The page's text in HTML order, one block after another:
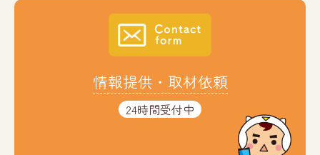
情報提供・取材依頼
24時間受付中